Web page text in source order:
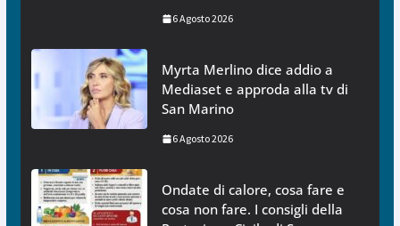
6 Agosto 2026
Myrta Merlino dice addio a
Mediaset e approda alla tv di
San Marino
6 Agosto 2026
Ondate di calore, cosa fare e
cosa non fare. I consigli della